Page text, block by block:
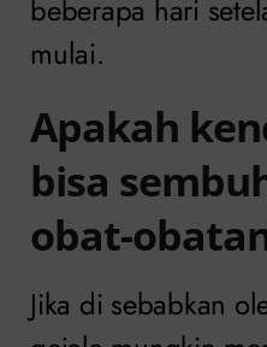
beberapa hari
mulai.
Apakah
bisa
obat-
Jika di sebabkan